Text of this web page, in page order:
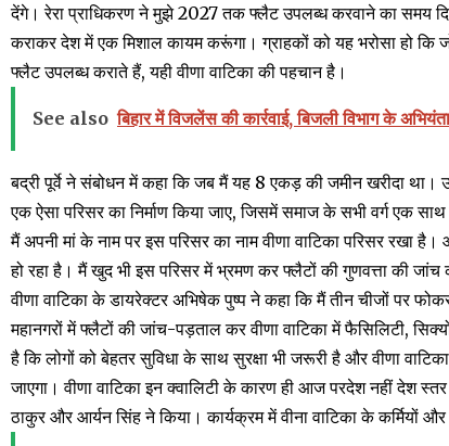
देंगे। रेरा प्राधिकरण ने मुझे 2027 तक फ्लैट उपलब्ध करवाने का समय
कराकर देश में एक मिशाल कायम करूंगा। ग्राहकों को यह भरोसा हो कि
फ्लैट उपलब्ध कराते हैं, यही वीणा वाटिका की पहचान है।
See also बिहार में विजलेंस की कार्रवाई, बिजली विभाग के
बद्री पूर्वे ने संबोधन में कहा कि जब मैं यह 8 एकड़ की जमीन खरीदा
एक ऐसा परिसर का निर्माण किया जाए, जिसमें समाज के सभी वर्ग
मैं अपनी मां के नाम पर इस परिसर का नाम वीणा वाटिका परिसर
हो रहा है। मैं खुद भी इस परिसर में भ्रमण कर फ्लैटों की गुणवत्ता की जांच
वीणा वाटिका के डायरेक्टर अभिषेक पुष्प ने कहा कि मैं तीन चीजों पर
महानगरों में फ्लैटों की जांच-पड़ताल कर वीणा वाटिका में फैसिलिटी,
है कि लोगों को बेहतर सुविधा के साथ सुरक्षा भी जरूरी है और वीणा
जाएगा। वीणा वाटिका इन क्वालिटी के कारण ही आज परदेश नहीं
ठाकुर और आर्यन सिंह ने किया। कार्यक्रम में वीना वाटिका के कर्मियों